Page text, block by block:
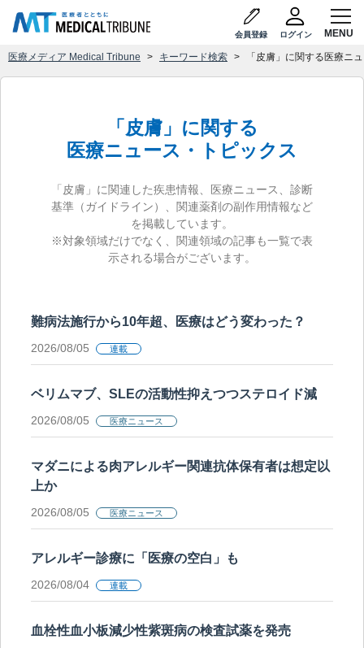
会員登録 ログイン
医療メディア Medical Tribune キーワード検索 「皮膚」に関する医療ニ
「皮膚」に関する
医療ニュース・トピックス
「皮膚」に関連した疾患情報、医療ニュース、診断
基準（ガイドライン）、関連薬剤の副作用情報など
を掲載しています。
※対象領域だけでなく、関連領域の記事も一覧で表
示される場合がございます。
難病法施行から10年超、医療はどう変わった？
2026/08/05 連載
ベリムマブ、SLEの活動性抑えつつステロイド減
2026/08/05 医療ニュース
マダニによる肉アレルギー関連抗体保有者は想定以
上か
2026/08/05 医療ニュース
アレルギー診療に「医療の空白」も
2026/08/04 連載
血栓性血小板減少性紫斑病の検査試薬を発売